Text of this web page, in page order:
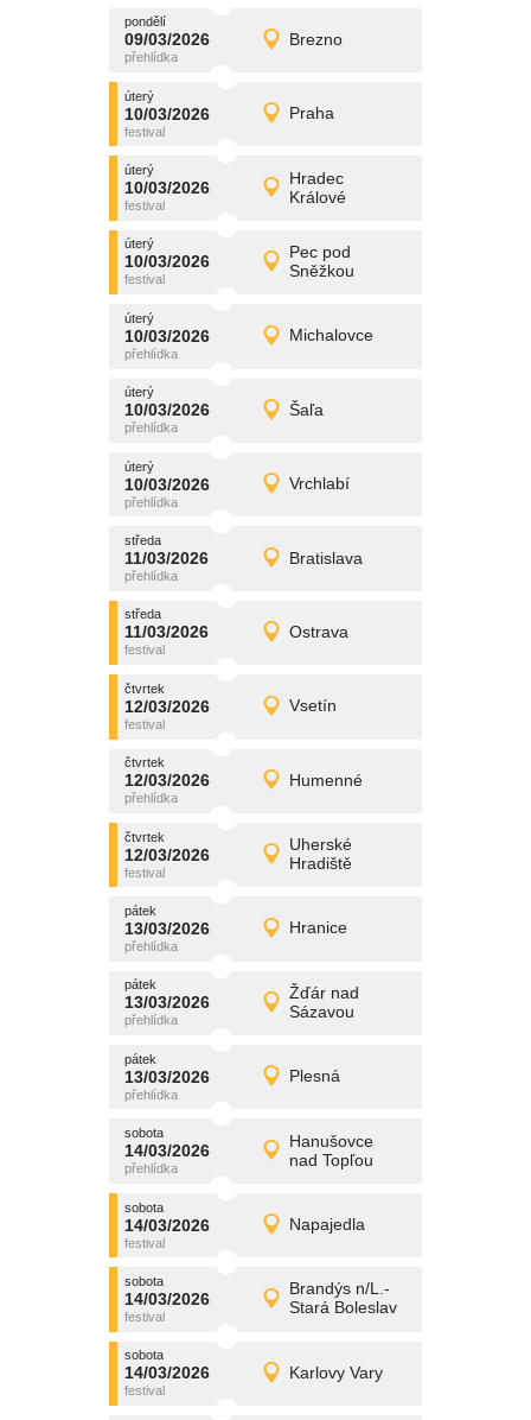
pondělí
09/03/2026 Brezno
pondělí
09/03/2026 Detail
promítání
úterý
10/03/2026 Praha
úterý
10/03/2026 Detail
promítání
úterý
10/03/2026
Hradec
Králové
úterý
10/03/2026 Detail
promítání
úterý
10/03/2026
Pec pod
Sněžkou
úterý
10/03/2026 Detail
promítání
úterý
10/03/2026 Michalovce
úterý
10/03/2026 Detail
promítání
úterý
10/03/2026 Šaľa
úterý
10/03/2026 Detail
promítání
úterý
10/03/2026 Vrchlabí
úterý
10/03/2026 Detail
promítání
středa
11/03/2026 Bratislava
středa
11/03/2026 Detail
promítání
středa
11/03/2026 Ostrava
středa
11/03/2026 Detail
promítání
čtvrtek
12/03/2026 Vsetín
čtvrtek
12/03/2026 Detail
promítání
čtvrtek
12/03/2026 Humenné
čtvrtek
12/03/2026 Detail
promítání
čtvrtek
12/03/2026
Uherské
Hradiště
čtvrtek
12/03/2026 Detail
promítání
pátek
13/03/2026 Hranice
pátek
13/03/2026 Detail
promítání
pátek
13/03/2026
Žďár nad
Sázavou
pátek
13/03/2026 Detail
promítání
pátek
13/03/2026 Plesná
pátek
13/03/2026 Detail
promítání
sobota
14/03/2026
Hanušovce
nad Topľou
sobota
14/03/2026 Detail
promítání
sobota
14/03/2026 Napajedla
sobota
14/03/2026 Detail
promítání
sobota
14/03/2026
Brandýs n/L.-
Stará Boleslav
sobota
14/03/2026 Detail
promítání
sobota
14/03/2026 Karlovy Vary
sobota
14/03/2026 Detail
promítání